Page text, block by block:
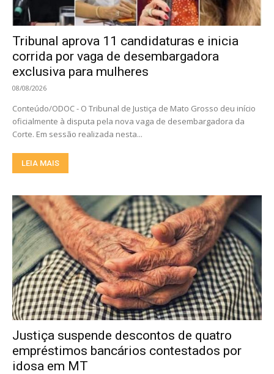
Tribunal aprova 11 candidaturas e inicia
corrida por vaga de desembargadora
exclusiva para mulheres
08/08/2026
Conteúdo/ODOC - O Tribunal de Justiça de Mato Grosso deu início
oficialmente à disputa pela nova vaga de desembargadora da
Corte. Em sessão realizada nesta...
LEIA MAIS
Justiça suspende descontos de quatro
empréstimos bancários contestados por
idosa em MT